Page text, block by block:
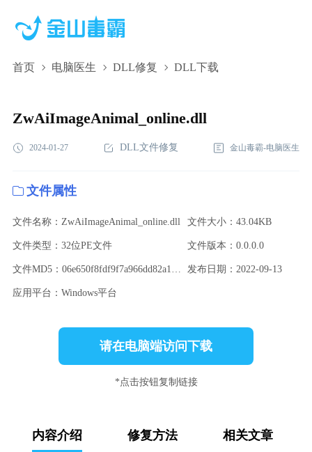
首页 电脑医生 DLL修复 DLL下载
ZwAiImageAnimal_online.dll,ZwAiImageAnimal_online.dll下
ZwAiImageAnimal_online.dll
2024-01-27 DLL文件修复 金山毒霸-电脑医生
文件属性
文件名称：ZwAiImageAnimal_online.dll 文件大小：43.04KB
文件类型：32位PE文件 文件版本：0.0.0.0
文件MD5：06e650f8fdf9f7a966dd82a1c44c42e3 发布日期：2022-09-13
应用平台：Windows平台
请在电脑端访问下载
*点击按钮复制链接
内容介绍 修复方法 相关文章